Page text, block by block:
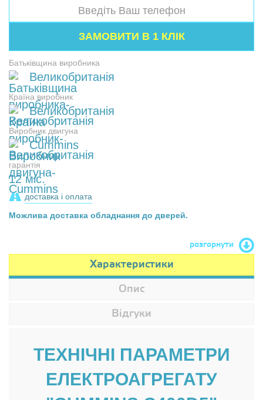
Батьківщина виробника
Великобританія
Країна виробник
Великобританія
Виробник двигуна
Cummins
гарантія
12 міс.
доставка і оплата
Можлива доставка обладнання до дверей.
розгорнути
Характеристики
Опис
Відгуки
ТЕХНІЧНІ ПАРАМЕТРИ
ЕЛЕКТРОАГРЕГАТУ